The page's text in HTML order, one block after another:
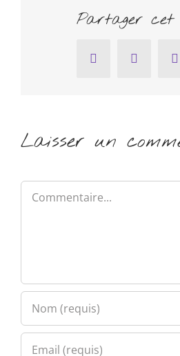
Partager
FacebookTwitter
Laisser un
Commentaire